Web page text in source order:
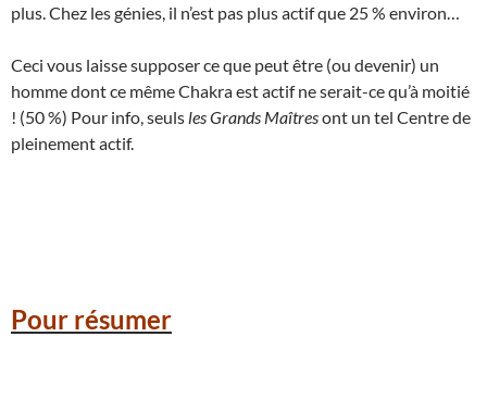
plus. Chez les génies, il n’est pas plus actif que 25 % environ…
Ceci vous laisse supposer ce que peut être (ou devenir) un
homme dont ce même Chakra est actif ne serait-ce qu’à moitié
! (50 %) Pour info, seuls les Grands Maîtresont un tel Centre de
pleinement actif.
Pour résumer